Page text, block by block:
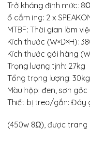
Trở kháng định mức:
ổ cắm ing: 2 x
MTBF: Thời gian làm
Kích thước (W×D×H):
Kích thước gói hàng
Trọng lượng tịnh: 27kg
Tổng trọng lượng: 30kg
Màu hộp: đen, sơn
Thiết bị treo/gắn: Đáy
(450w 8Ω), được trang